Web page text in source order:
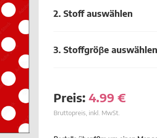
2. Stoff auswählen
3. Stoffgröβe auswählen
Preis: 4.99 €
Bruttopreis, inkl. MwSt.